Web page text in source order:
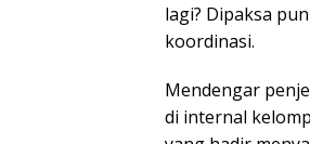
lagi? Dipaksa
koordinasi.
Mendengar
di internal